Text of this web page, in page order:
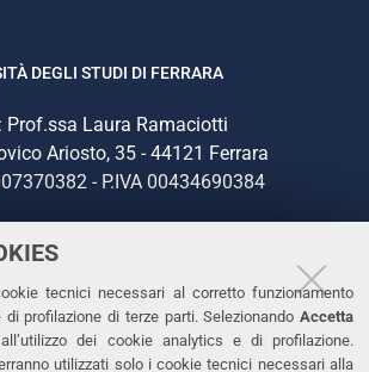
tecnici necessari al corretto funzionamento
profilazione di terze parti. Selezionando Accetta
dei cookie analytics e di profilazione.
utilizzati solo i cookie tecnici necessari alla
DEGLI STUDI DI FERRARA
Prof.ssa Laura Ramaciotti
Ariosto, 35 - 44121 Ferrara
- P.IVA 00434690384
0532 293111
0532 293031